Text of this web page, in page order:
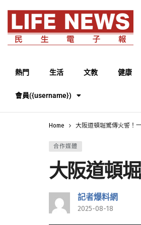
熱門 生活 文教 健康
會員({username})
Home 大阪道頓堀驚傳火警！
合作媒體
大阪道頓
記者爆料網
2025-08-18